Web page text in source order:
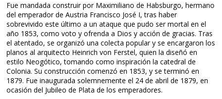
Fue mandada construir por Maximiliano de Habsburgo, hermano
del emperador de Austria Francisco José I, tras haber
sobrevivido este último a un ataque que pudo ser mortal en el
año 1853, como voto y ofrenda a Dios y acción de gracias. Tras
el atentado, se organizó una colecta popular y se encargaron los
planos al arquitecto Heinrich von Ferstel, quien la diseñó en
estilo Neogótico, tomando como inspiración la catedral de
Colonia. Su construcción comenzó en 1853, y se terminó en
1879. Fue inaugurada solemnemente el 24 de abril de 1879, en
ocasión del Jubileo de Plata de los emperadores.